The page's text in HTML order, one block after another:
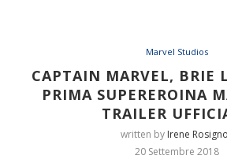
Marvel Studios
CAPTAIN MARVEL, BRIE
PRIMA SUPEREROINA
TRAILER
written by Irene
20 Settembre 2018